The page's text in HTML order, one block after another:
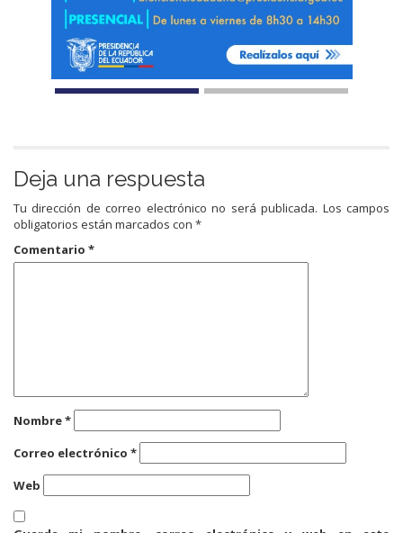
Deja una respuesta
Tu dirección de correo electrónico no será publicada. Los campos
obligatorios están marcados con *
Comentario *
Nombre*
Correo electrónico *
Web